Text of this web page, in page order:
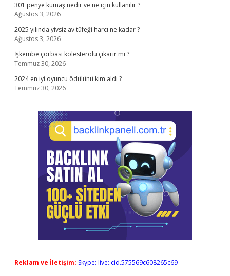
301 penye kumaş nedir ve ne için kullanılır ?
Ağustos 3, 2026
2025 yılında yivsiz av tüfeği harcı ne kadar ?
Ağustos 3, 2026
İşkembe çorbası kolesterolü çıkarır mı ?
Temmuz 30, 2026
2024 en iyi oyuncu ödülünü kim aldı ?
Temmuz 30, 2026
Reklam ve İletişim: Skype: live:.cid.575569c608265c69